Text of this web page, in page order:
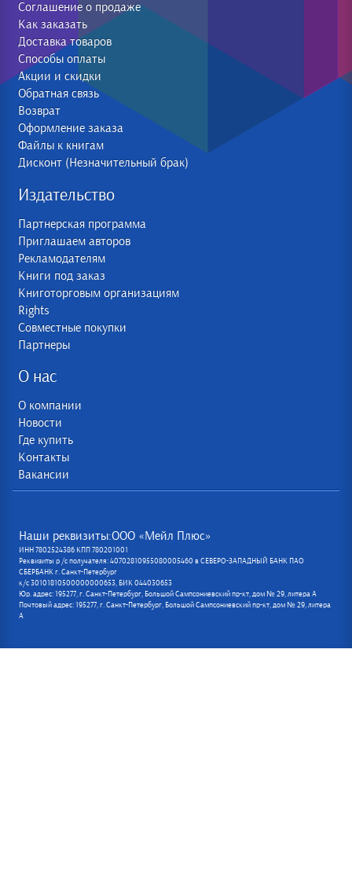
Соглашение о продаже
Как заказать
Доставка товаров
Способы оплаты
Акции и скидки
Обратная связь
Возврат
Оформление заказа
Файлы к книгам
Дисконт (Незначительный брак)
Издательство
Партнерская программа
Приглашаем авторов
Рекламодателям
Книги под заказ
Книготорговым организациям
Rights
Совместные покупки
Партнеры
О нас
О компании
Новости
Где купить
Контакты
Вакансии
Наши реквизиты:ООО «Мейл Плюс»
ИНН 7802524386 КПП 780201001
Реквизиты р /с получателя: 40702810955080005460 в СЕВЕРО-ЗАПАДНЫЙ БАНК ПАО
СБЕРБАНК г. Санкт-Петербург
к/с 30101810500000000653, БИК 044030653
Юр. адрес: 195277, г. Санкт-Петербург, Большой Сампсониевский пр-кт, дом № 29, литера А
Почтовый адрес: 195277, г. Санкт-Петербург, Большой Сампсониевский пр-кт, дом № 29, литера
А